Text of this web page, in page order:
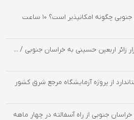
چگونه امکانپذیر است؟
10 ساعت
از پروژه آزمایشگاه مرجع شرق کشور
روستای خراسان جنوبی از راه آسفالته در چهار ماهه